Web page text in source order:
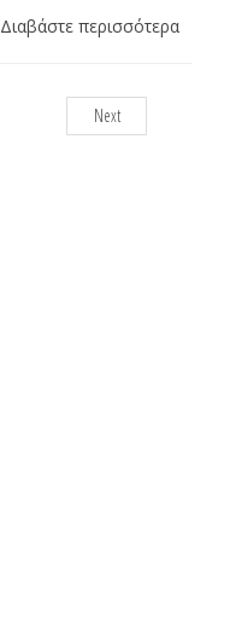
Διαβάστε περισσότερα
Next